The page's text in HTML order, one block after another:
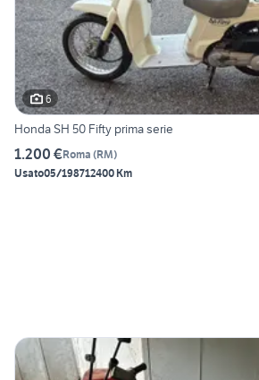
6
Honda SH 50 Fifty prima serie
1.200 €Roma (RM)
Usato05/198712400 Km